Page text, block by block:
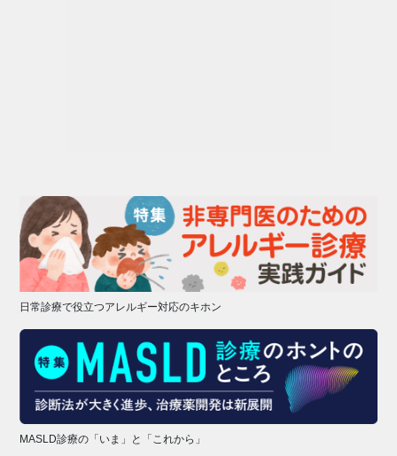
日常診療で役立つアレルギー対応のキホン
MASLD診療の「いま」と「これから」